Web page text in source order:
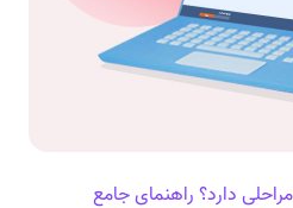
دارد؟ راهنمای جامع